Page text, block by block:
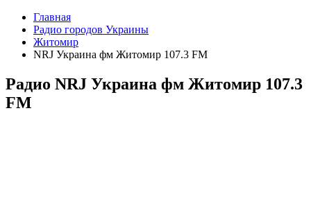
Главная
Радио городов Украины
Житомир
NRJ Украина фм Житомир 107.3 FM
Радио NRJ Украина фм Житомир 107.3
FM